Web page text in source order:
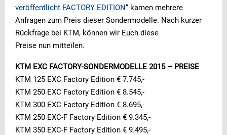
veröffentlicht FACTORY EDITION“ kamen mehrere
Anfragen zum Preis dieser Sondermodelle. Nach kurzer
Rückfrage bei KTM, können wir Euch diese
Preise nun mitteilen.
KTM EXC FACTORY-SONDERMODELLE 2015 – PREISE
KTM 125 EXC Factory Edition € 7.745,-
KTM 250 EXC Factory Edition € 8.545,-
KTM 300 EXC Factory Edition € 8.695,-
KTM 250 EXC-F Factory Edition € 9.345,-
KTM 350 EXC-F Factory Edition € 9.495,-